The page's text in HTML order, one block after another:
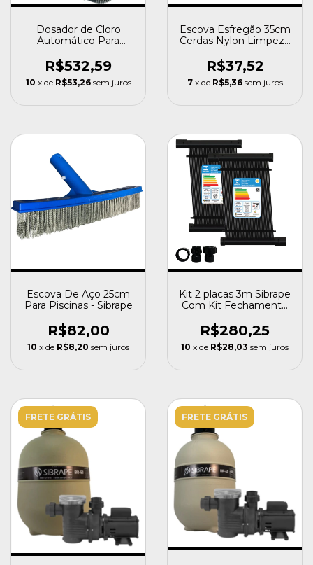
Dosador de Cloro
Automático Para
Sibrape
R$532,59
10 x de R$53,26 sem juros
Escova Esfregão 35cm
Cerdas Nylon Limpeza
R$37,52
7 x de R$5,36 sem juros
Escova De Aço 25cm
Para Piscinas - Sibrape
R$82,00
10 x de R$8,20 sem juros
Kit 2 placas 3m Sibrape
Com Kit Fechamento
R$280,25
10 x de R$28,03 sem juros
FRETE GRÁTIS FRETE GRÁTIS